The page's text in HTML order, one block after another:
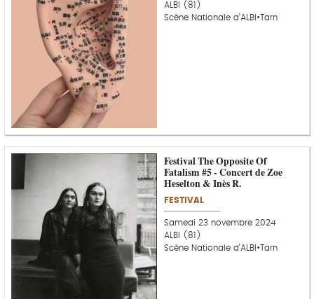
ALBI (81)
Scène Nationale d’ALBI•Tarn
Festival The Opposite Of
Fatalism #5 - Concert de Zoe
Heselton & Inès R.
FESTIVAL
Samedi 23 novembre 2024
ALBI (81)
Scène Nationale d’ALBI•Tarn